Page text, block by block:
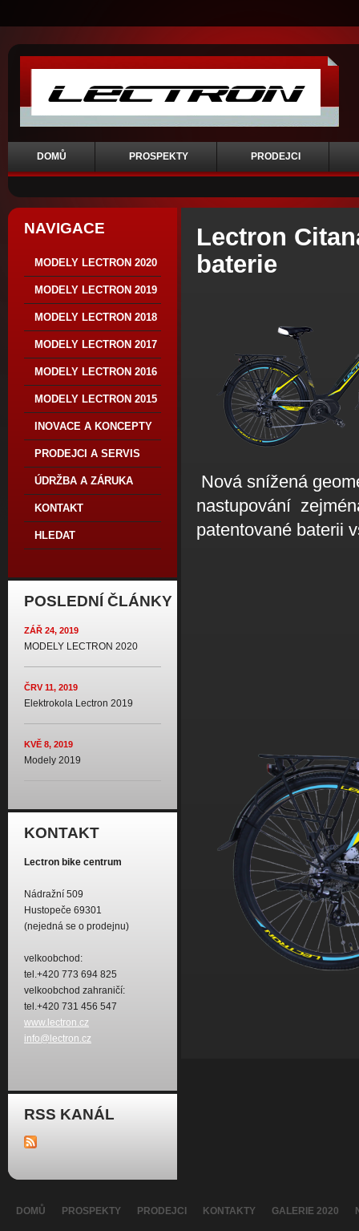
DOMŮ PROSPEKTY PRODEJCI
NAVIGACE
MODELY LECTRON 2020
MODELY LECTRON 2019
MODELY LECTRON 2018
MODELY LECTRON 2017
MODELY LECTRON 2016
MODELY LECTRON 2015
INOVACE A KONCEPTY
PRODEJCI A SERVIS
ÚDRŽBA A ZÁRUKA
KONTAKT
HLEDAT
POSLEDNÍ ČLÁNKY
ZÁŘ 24, 2019
MODELY LECTRON 2020
ČRV 11, 2019
Elektrokola Lectron 2019
KVĚ 8, 2019
Modely 2019
KONTAKT
Lectron bike centrum
Nádražní 509
Hustopeče 69301
(nejedná se o prodejnu)
velkoobchod:
tel.+420 773 694 825
velkoobchod zahraničí:
tel.+420 731 456 547
www.lectron.cz
info@lectron.cz
RSS KANÁL
Lectron
baterie
Nová snížená
nastupování
patentované baterii
DOMŮ PROSPEKTY PRODEJCI KONTAKTY GALERIE 2020